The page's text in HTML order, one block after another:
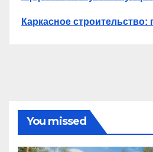
Каркасное
You missed